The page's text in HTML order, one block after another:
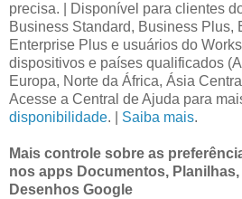
precisa. | Disponível para clientes
Business Standard, Business Plus,
Enterprise Plus e usuários do
dispositivos e países qualificados
Europa, Norte da África, Ásia
Acesse a Central de Ajuda para
disponibilidade. | Saiba mais.
Mais controle sobre as
nos apps Documentos,
Desenhos Google